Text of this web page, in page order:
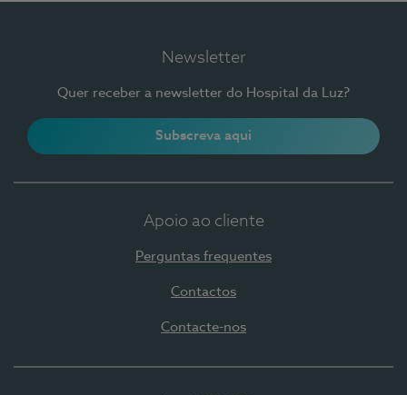
Newsletter
Quer receber a newsletter do Hospital da Luz?
Subscreva aqui
Apoio ao cliente
Perguntas frequentes
Contactos
Contacte-nos